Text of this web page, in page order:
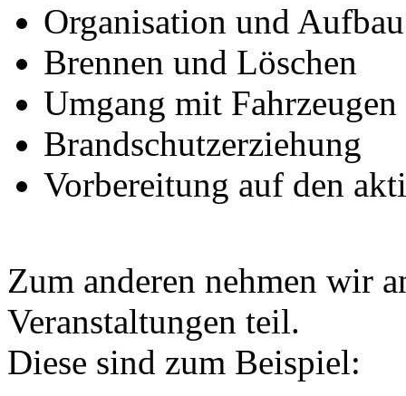
Organisation und
Brennen und Löschen
Umgang mit
Brandschutzerziehung
Vorbereitung auf den
Zum anderen nehmen wir
Veranstaltungen teil.
Diese sind zum Beispiel: